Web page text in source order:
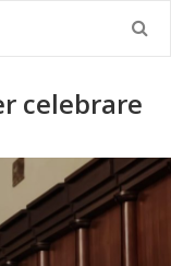
celebrare